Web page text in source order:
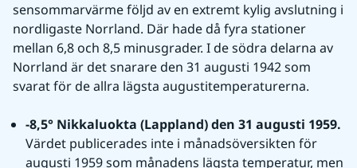
sensommarvärme följd av en extremt kylig avslutning i
nordligaste Norrland. Där hade då fyra stationer
mellan 6,8 och 8,5 minusgrader. I de södra delarna av
Norrland är det snarare den 31 augusti 1942 som
svarat för de allra lägsta augustitemperaturerna.
Värdet publicerades inte i månadsöversikten för
augusti 1959 som månadens lägsta temperatur, men